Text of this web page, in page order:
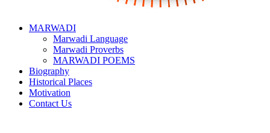
MARWADI
Marwadi Language
Marwadi Proverbs
MARWADI POEMS
Biography
Historical Places
Motivation
Contact Us